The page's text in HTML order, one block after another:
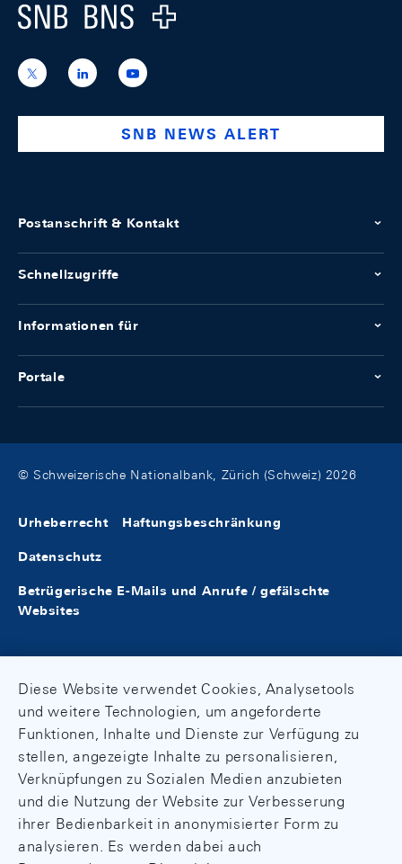
Logo
https://x.com/snb_bns
https://ch.linkedin.com/company/swiss-
national-
https://www.youtube.com/
SNB NEWS ALERT
Postanschrift & Kontakt
Schnellzugriffe
Informationen für
Portale
© Schweizerische Nationalbank, Zürich (Schweiz) 2026
Urheberrecht Haftungsbeschränkung
Datenschutz
Betrügerische E-Mails und Anrufe / gefälschte
Websites
Diese Website verwendet Cookies, Analysetools
und weitere Technologien, um angeforderte
Funktionen, Inhalte und Dienste zur Verfügung zu
stellen, angezeigte Inhalte zu personalisieren,
Verknüpfungen zu Sozialen Medien anzubieten
und die Nutzung der Website zur Verbesserung
ihrer Bedienbarkeit in anonymisierter Form zu
analysieren. Es werden dabei auch